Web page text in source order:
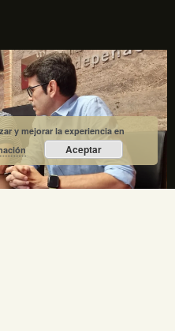
y mejorar la experiencia en
Aceptar